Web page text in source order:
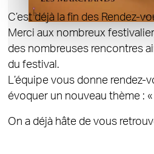
C’est déjà la fin des Rendez-
Merci aux nombreux
des nombreuses rencontres
du festival.
L’équipe vous donne
évoquer un nouveau thème : «
On a déjà hâte de vous